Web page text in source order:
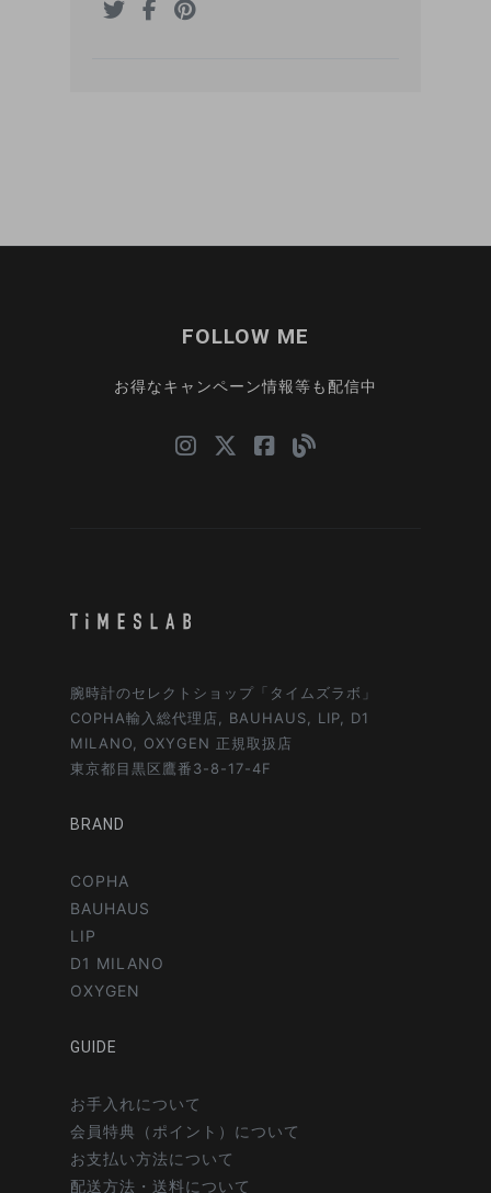
FOLLOW ME
お得なキャンペーン情報等も配信中
腕時計のセレクトショップ「タイムズラボ」
COPHA輸入総代理店, BAUHAUS, LIP, D1
MILANO, OXYGEN 正規取扱店
東京都目黒区鷹番3-8-17-4F
BRAND
COPHA
BAUHAUS
LIP
D1 MILANO
OXYGEN
GUIDE
お手入れについて
会員特典（ポイント）について
お支払い方法について
配送方法・送料について